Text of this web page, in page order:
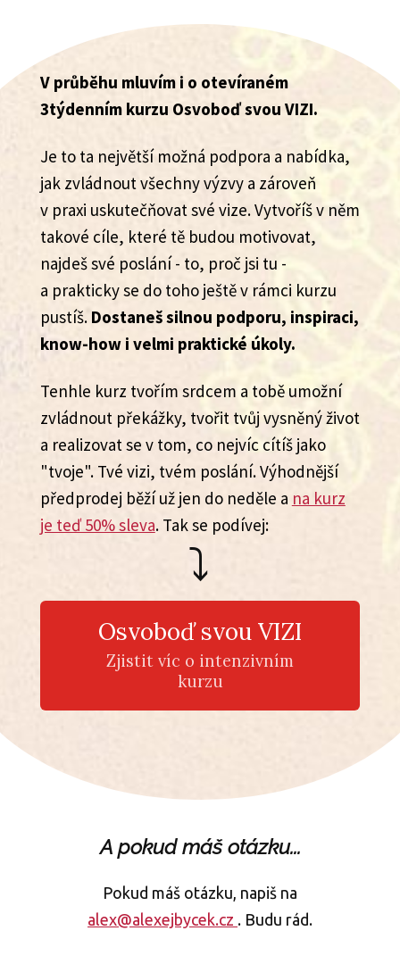
V průběhu mluvím i o otevíraném
3týdenním kurzu Osvoboď svou VIZI.
Je to ta největší možná podpora a nabídka,
jak zvládnout všechny výzvy a zároveň
v praxi uskutečňovat své vize. Vytvoříš v něm
takové cíle, které tě budou motivovat,
najdeš své poslání - to, proč jsi tu -
a prakticky se do toho ještě v rámci kurzu
pustíš. Dostaneš silnou podporu, inspiraci,
know-how i velmi praktické úkoly.
Tenhle kurz tvořím srdcem a tobě umožní
zvládnout překážky, tvořit tvůj vysněný život
a realizovat se v tom, co nejvíc cítíš jako
"tvoje". Tvé vizi, tvém poslání. Výhodnější
předprodej běží už jen do neděle a na kurz
je teď 50% sleva. Tak se podívej:
⤵︎
Osvoboď svou VIZI
Zjistit víc o intenzivním
kurzu
A pokud máš otázku...
Pokud máš otázku, napiš na
alex@alexejbycek.cz . Budu rád.